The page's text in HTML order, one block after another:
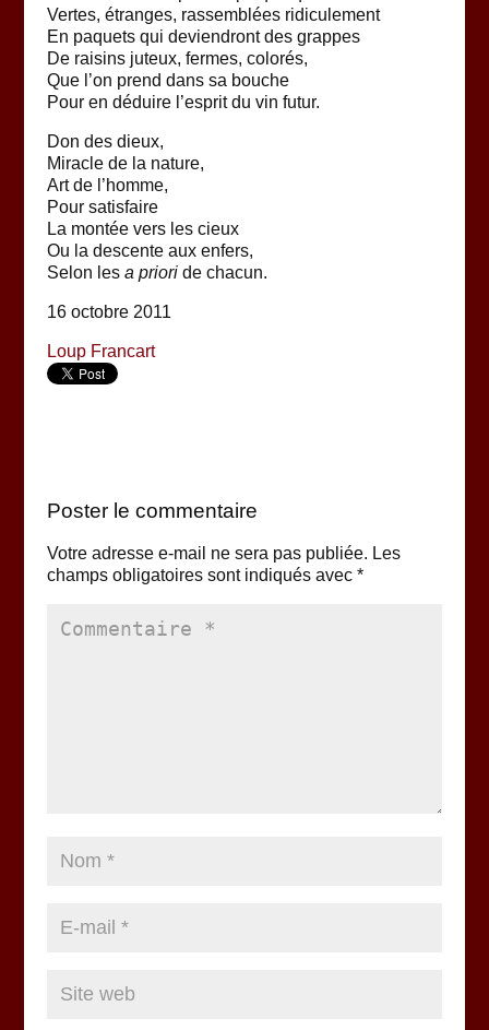
Vertes, étranges, rassemblées ridiculement
En paquets qui deviendront des grappes
De raisins juteux, fermes, colorés,
Que l’on prend dans sa bouche
Pour en déduire l’esprit du vin futur.
Don des dieux,
Miracle de la nature,
Art de l’homme,
Pour satisfaire
La montée vers les cieux
Ou la descente aux enfers,
Selon les a prioride chacun.
16 octobre 2011
Loup Francart
Poster le commentaire
Votre adresse e-mail ne sera pas publiée. Les
champs obligatoires sont indiqués avec *